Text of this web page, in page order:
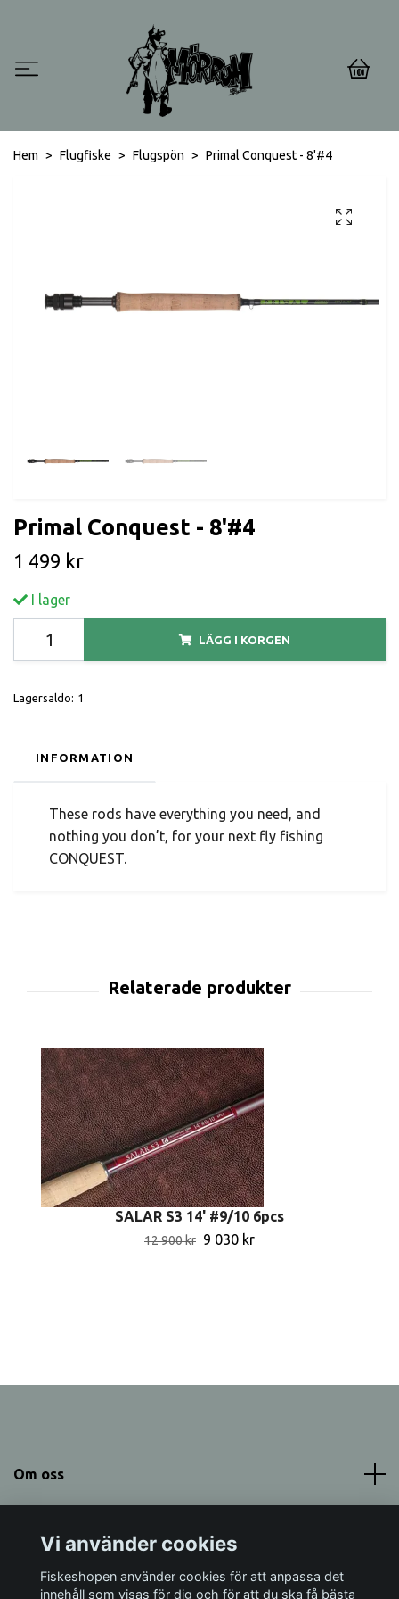
0
Hem Flugfiske Flugspön Primal Conquest - 8'#4
Primal Conquest - 8'#4
1 499 kr
I lager
LÄGG I KORGEN
Lagersaldo: 1
INFORMATION
These rods have everything you need, and
nothing you don’t, for your next fly fishing
CONQUEST.
SALAR S3 14' #9/10 6pcs
12 900 kr 9 030 kr
Om oss
Sociala medier
Vi använder cookies
Fiskeshopen använder cookies för att anpassa det
innehåll som visas för dig och för att du ska få bästa